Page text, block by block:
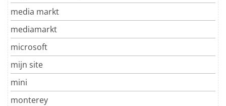
media markt
mediamarkt
microsoft
mijn site
mini
monterey